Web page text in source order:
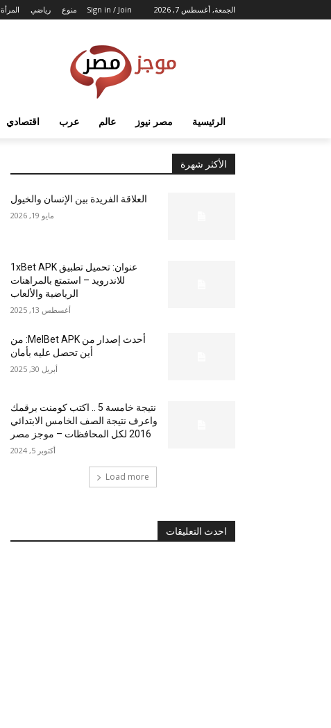
الجمعة, أغسطس 7, 2026 Sign in / Join المرأة رياضي منوع
الرئيسية مصر نيوز عالم عرب اقتصادي
الأكثر شهرة
العلاقة الفريدة بين الإنسان والخيول
مايو 19, 2026
عنوان: تحميل تطبيق 1xBet APK
للاندرويد – استمتع بالمراهنات
الرياضية والألعاب
أغسطس 13, 2025
أحدث إصدار من MelBet APK: من
أين تحصل عليه بأمان
أبريل 30, 2025
نتيجة خامسة 5 .. اكتب كومنت برقمك
واعرف نتيجة الصف الخامس الابتدائي
2016 لكل المحافظات – موجز مصر
أكتوبر 5, 2024
Load more
احدث التعليقات